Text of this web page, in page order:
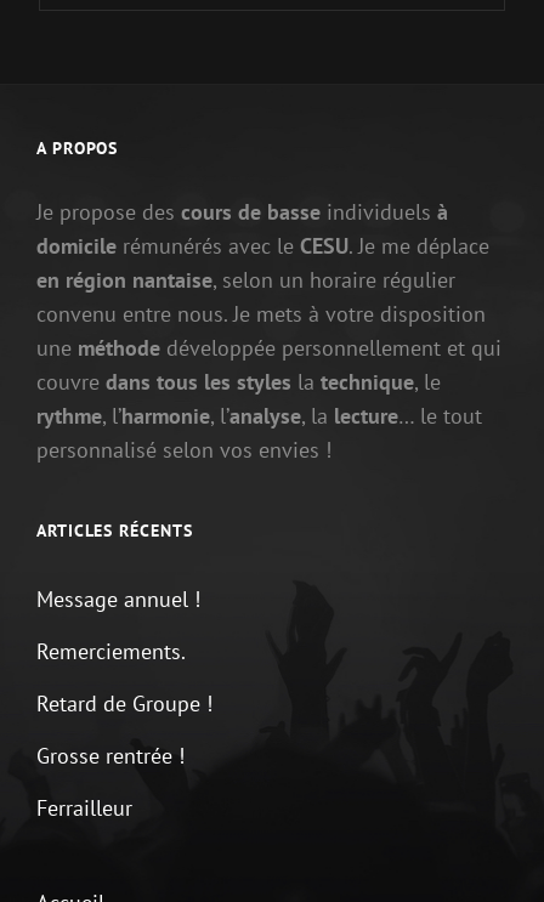
A PROPOS
Je propose des cours de basse individuels à
domicile rémunérés avec le CESU. Je me déplace
en région nantaise, selon un horaire régulier
convenu entre nous. Je mets à votre disposition
une méthode développée personnellement et qui
couvre dans tous les styles la technique, le
rythme, l’harmonie, l’analyse, la lecture… le tout
personnalisé selon vos envies !
ARTICLES RÉCENTS
Message annuel !
Remerciements.
Retard de Groupe !
Grosse rentrée !
Ferrailleur